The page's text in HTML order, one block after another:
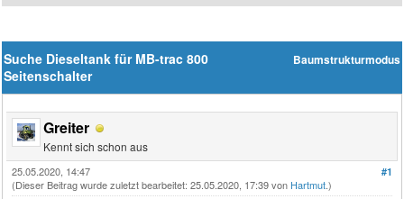
Baumstrukturmodus
Suche Dieseltank für MB-trac 800
Seitenschalter
Greiter
Kennt sich schon aus
#1
25.05.2020, 14:47
(Dieser Beitrag wurde zuletzt bearbeitet: 25.05.2020, 17:39 von Hartmut.)